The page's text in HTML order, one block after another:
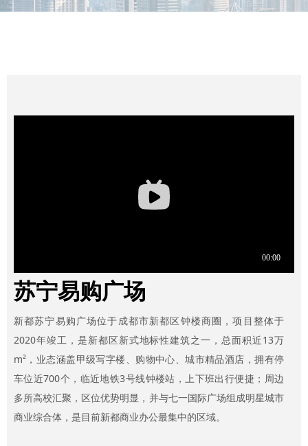
苏宁易购广场
新都苏宁易购广场位于成都市新都区钟楼商圈，项目整体于
2020年竣工，是新都区新式地标性建筑之一，总面积近13万
m²，业态涵盖甲级写字楼、购物中心、城市精品酒店，拥有停
车位近700个，临近地铁3号线钟楼站，上下班出行便捷；周边
多所高校汇聚，区位优势明显，并与七一国际广场组成明星城市
商业综合体，是目前新都商业办公最集中的区域。